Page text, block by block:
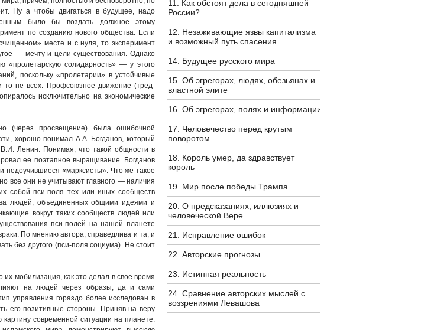
Ну а чтобы двигаться в будущее, надо
было бы воздать должное этому
по созданию нового общества. Если
месте и с нуля, то эксперимент
— мечту и цели существования. Однако
солидарность» — у этого
поскольку «пролетарии» в устойчивые
то не всех. Профсоюзное движение (тред-
исключительно на экономические
(через просвещение) была ошибочной
хорошо понимал А.А. Богданов, который
Ленин. Понимая, что такой общности в
ее поэтапное выращивание. Богданов
недоучившиеся «марксисты». Что же такое
все они не учитывают главного — наличия
собой пси-поля тех или иных сообществ
людей, объединенных общими идеями и
вокруг таких сообществ людей или
пси-полей на нашей планете
По мнению автора, справедлива и та, и
без другого (пси-поля социума). Не стоит
мобилизация, как это делал в свое время
на людей через образы, да и сами
управления гораздо более исследован в
его позитивные стороны. Приняв на веру
современной ситуации на планете.
11. Как обстоят дела в сегодняшней
России?
12. Незаживающие язвы капитализма
и возможный путь спасения
14. Будущее русского мира
15. Об эгрегорах, людях, обезьянах и
властной элите
16. Об эгрегорах, полях и информации
17. Человечество перед крутым
поворотом
18. Король умер, да здравствует
король
19. Мир после победы Трампа
20. О предсказаниях, иллюзиях и
человеческой Вере
21. Исправление ошибок
22. Авторские прогнозы
23. Истинная реальность
24. Сравнение авторских мыслей с
воззрениями Левашова